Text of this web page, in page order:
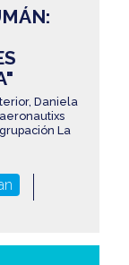
Daniela
La